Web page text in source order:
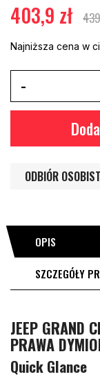
403,9 zł
Najniższa cena w
ODBIÓR
OPIS
SZCZEGÓŁY
JEEP GRAND
PRAWA
Quick Glance